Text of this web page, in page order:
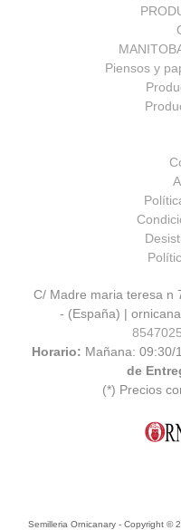
Piensos y
C/ Madre maria teresa n
- (España) |
Horario: Mañana: 09:30/
de
(*) Precios
Semilleria Ornicanary - Copyright ©